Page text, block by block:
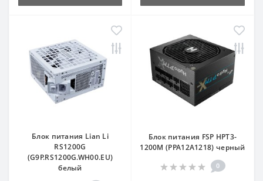
Блок питания Lian Li
RS1200G
(G9P.RS1200G.WH00.EU)
белый
Блок питания FSP HPT3-
1200M (PPA12A1218) черный
0